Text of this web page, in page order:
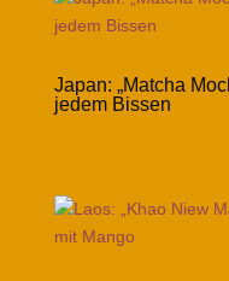
Japan: „Matcha
jedem Bissen